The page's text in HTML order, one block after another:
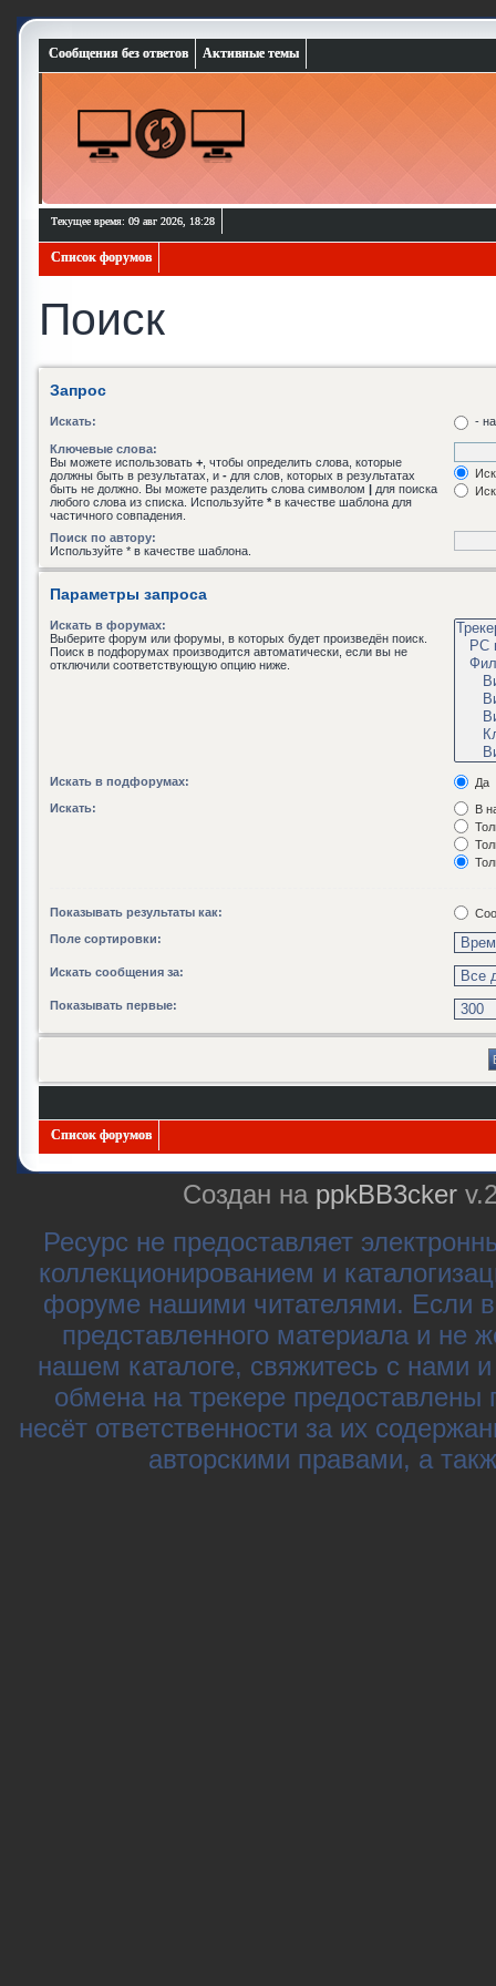
Сообщения без ответов Активные темы
Текущее время: 09 авг 2026, 18:28
Список форумов
Поиск
Запрос
Искать: -
Ключевые слова:
Вы можете использовать + , чтобы определить слова, которые
должны быть в результатах, и - для слов, которых в результатах
быть не должно. Вы можете разделить слова символом | для поиска
любого слова из списка. Используйте * в качестве шаблона для
частичного совпадения.
Поиск по автору:
Используйте * в качестве шаблона.
Параметры запроса
Искать в форумах:
Выберите форум или форумы, в которых будет произведён поиск.
Поиск в подфорумах производится автоматически, если вы не
отключили соответствующую опцию ниже.
Искать в подфорумах:
Да
Искать:
В
Показывать результаты как:
Поле сортировки:
Искать сообщения за:
Показывать первые:
Список форумов
Создан на ppkBB3cker
Ресурс не предоставляет
коллекционированием и
форуме нашими читателями. Если
представленного материала и не
нашем каталоге, свяжитесь с нами
обмена на трекере
несёт ответственности за их
авторскими правами, а